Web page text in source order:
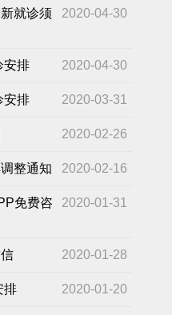
2020-04-30
就诊须
2020-04-30
安排
2020-03-31
安排
2020-02-26
2020-02-16
整通知
2020-01-31
免费咨
2020-01-28
2020-01-20
排